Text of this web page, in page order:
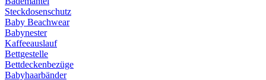
Steckdosenschutz
Baby Beachwear
Babynester
Kaffeeauslauf
Bettgestelle
Bettdeckenbezüge
Babyhaarbänder